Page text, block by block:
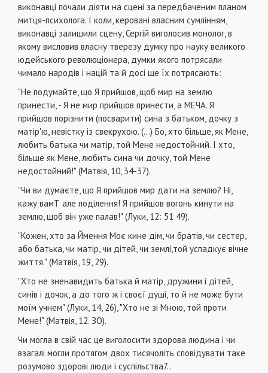
виконавці почали діяти на сцені за передбаченим пла­ном
митця-психолога. І коли, керовані власним сумлін­ням,
виконавці залишили сцену, Сергій виголосив моно­лог, в
якому висловив власну тверезу думку про науку великого
юдейського революціонера, думки якого потря­сали
чимало народів і націй та й досі ще їх потрясають:
"Не подумайте, що Я прийшов, щоб мир на зе­млю
принести, - Я не мир прийшов принести, а МЕЧА. Я
прийшов порізнити (посварити) сина з батьком, дочку з
матір'ю, невістку із свекрухою. (...) Бо, хто більше, як Мене,
любить батька чи ма­тір, той Мене недостойний. І хто,
більше як Ме­не, любить сина чи дочку, той Мене
недостой­ний!" (Матвія, 10, 34-37).
"Чи ви думаєте, що Я прийшов мир дати на зем­лю? Ні,
кажу вамТ але поділення! Я прийшов вогонь ки­нути на
землю, щоб він уже палав!" (Луки, 12: 51 49).
"Кожен, хто за Ймення Моє кине дім, чи братів, чи сестер,
або батька, чи матір, чи дітей, чи землі,той успадкує вічне
життя." (Матвія, 19, 29).
"Хто не зненавидить батька й матір, дружини і дітей,
синів і дочок, а до того ж і своєї душі, то й не може бути
моїм учнем" (Луки, 14, 26), "Хто не зі Мною, той проти
Мене!" (Матвія, 12. ЗО).
Чи могла в свій час це виголосити здорова людина і чи
взагалі могли протягом двох тисячоліть сповідувати таке
розумово здорові люди і суспільства7..